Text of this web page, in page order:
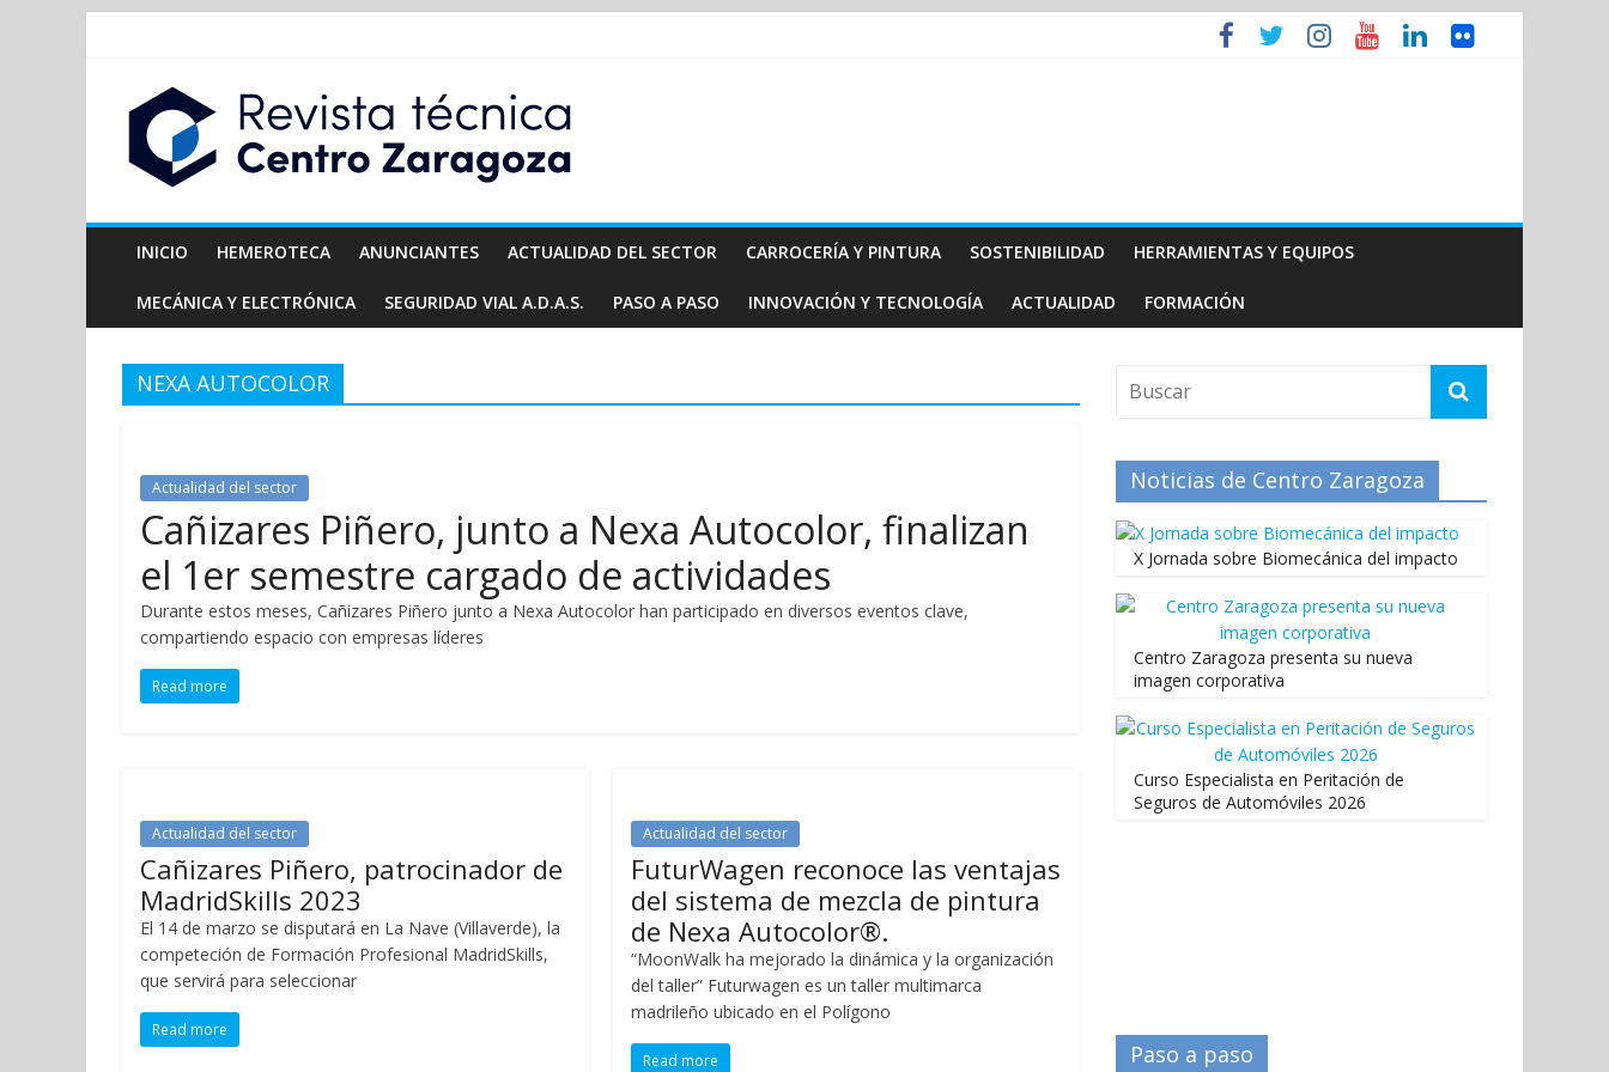
INICIO HEMEROTECA ANUNCIANTES ACTUALIDAD DEL SECTOR CARROCERÍA Y PINTURA SOSTENIBILIDAD HERRAMIENTAS Y EQUIPOS
MECÁNICA Y ELECTRÓNICA SEGURIDAD VIAL A.D.A.S. PASO A PASO INNOVACIÓN Y TECNOLOGÍA ACTUALIDAD FORMACIÓN
NEXA AUTOCOLOR
Actualidad del sector
Cañizares Piñero, junto a Nexa Autocolor, finalizan
el 1er semestre cargado de actividades
Durante estos meses, Cañizares Piñero junto a Nexa Autocolor han participado en diversos eventos clave,
compartiendo espacio con empresas líderes
Read more
Actualidad del sector
Cañizares Piñero, patrocinador de
MadridSkills 2023
El 14 de marzo se disputará en La Nave (Villaverde), la
competeción de Formación Profesional MadridSkills,
que servirá para seleccionar
Read more
Actualidad del sector
FuturWagen reconoce las ventajas
del sistema de mezcla de pintura
de Nexa Autocolor®.
“MoonWalk ha mejorado la dinámica y la organización
del taller” Futurwagen es un taller multimarca
madrileño ubicado en el Polígono
Read more
Noticias de Centro Zaragoza
X Jornada sobre Biomecánica del impacto
Centro Zaragoza presenta su nueva
imagen corporativa
Curso Especialista en Peritación de
Seguros de Automóviles 2026
Paso a paso